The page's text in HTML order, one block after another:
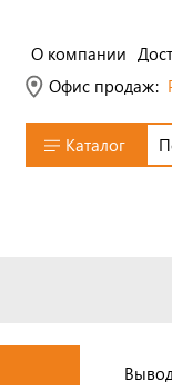
О компании
Офис продаж:
Каталог